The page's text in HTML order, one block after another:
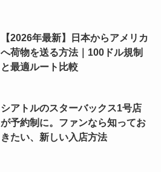
【2026年最新】日本からアメリカ
へ荷物を送る方法｜100ドル規制
と最適ルート比較
シアトルのスターバックス1号店
が予約制に。ファンなら知ってお
きたい、新しい入店方法